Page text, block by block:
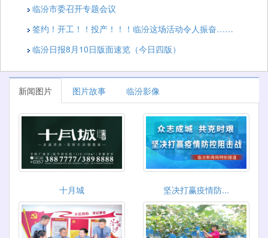
临汾市委召开专题会议
签约！开工！！投产！！！临汾这场活动令人振奋……
临汾日报8月10日版面速览（今日四版）
新闻图片 图片故事 临汾影像
十月城 坚决打赢疫情防...